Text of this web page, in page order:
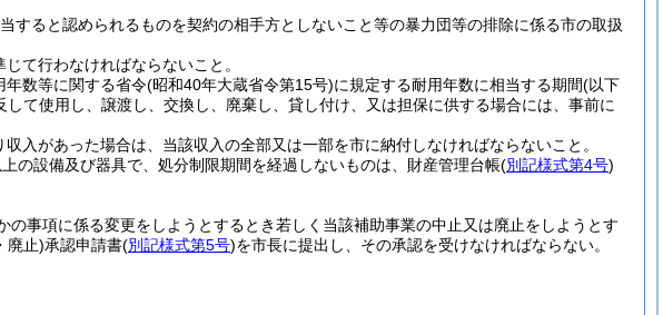
すると認められるものを契約の相手方としないこと等の暴力団等の排除に係る市の取扱
て行わなければならないこと。
年数等に関する省令(昭和40年大蔵省令第15号)に規定する耐用年数に相当する期間(以下
て使用し、譲渡し、交換し、廃棄し、貸し付け、又は担保に供する場合には、事前に
入があった場合は、当該収入の全部又は一部を市に納付しなければならないこと。
の設備及び器具で、処分制限期間を経過しないものは、財産管理台帳(別記様式第4号)
の事項に係る変更をしようとするとき若しく当該補助事業の中止又は廃止をしようとす
廃止)承認申請書(別記様式第5号)を市長に提出し、その承認を受けなければならない。